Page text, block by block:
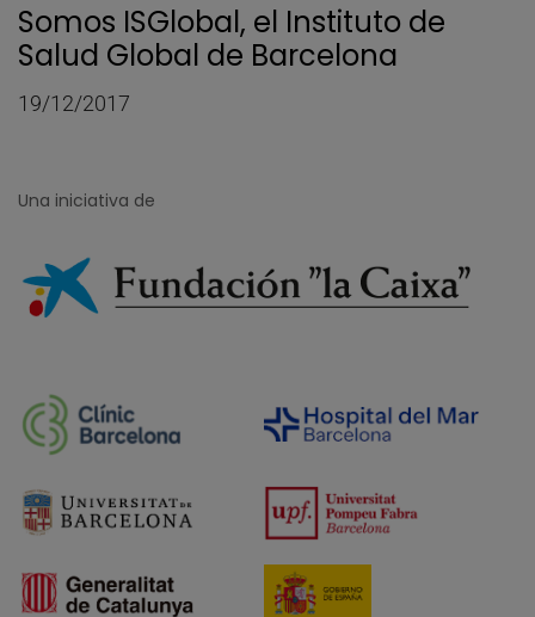
Somos ISGlobal, el Instituto de
Salud Global de Barcelona
19/12/2017
Una iniciativa de